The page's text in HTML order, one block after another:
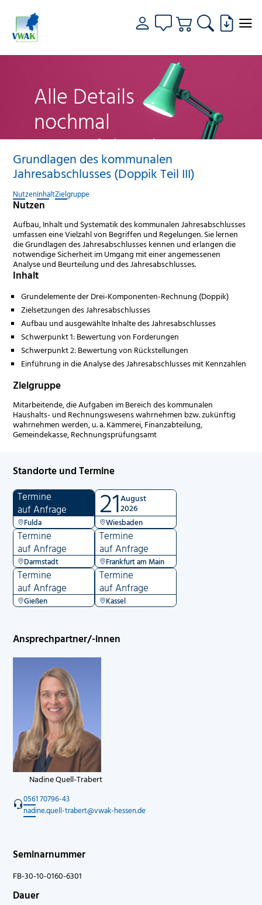
Alle Details
nochmal
genau fokussiert
Grundlagen des kommunalen
Jahresabschlusses (Doppik Teil III)
NutzenInhaltZielgruppe
Nutzen
Aufbau, Inhalt und Systematik des kommunalen Jahresabschlusses
umfassen eine Vielzahl von Begriffen und Regelungen. Sie lernen
die Grundlagen des Jahresabschlusses kennen und erlangen die
notwendige Sicherheit im Umgang mit einer angemessenen
Analyse und Beurteilung und des Jahresabschlusses.
Inhalt
Grundelemente der Drei-Komponenten-Rechnung (Doppik)
Zielsetzungen des Jahresabschlusses
Aufbau und ausgewählte Inhalte des Jahresabschlusses
Schwerpunkt 1: Bewertung von Forderungen
Schwerpunkt 2: Bewertung von Rückstellungen
Einführung in die Analyse des Jahresabschlusses mit Kennzahlen
Zielgruppe
Mitarbeitende, die Aufgaben im Bereich des kommunalen
Haushalts- und Rechnungswesens wahrnehmen bzw. zukünftig
wahrnehmen werden, u. a. Kämmerei, Finanzabteilung,
Gemeindekasse, Rechnungsprüfungsamt
Standorte und Termine
Termine
auf Anfrage
Fulda 21August
2026
Wiesbaden
Termine
auf Anfrage
Darmstadt
Termine
auf Anfrage
Frankfurt am Main
Termine
auf Anfrage
Gießen
Termine
auf Anfrage
Kassel
Ansprechpartner/-innen
Nadine Quell-Trabert
0561 70796-43
nadine.quell-trabert@vwak-hessen.de
Seminarnummer
FB-30-10-0160-6301
Dauer